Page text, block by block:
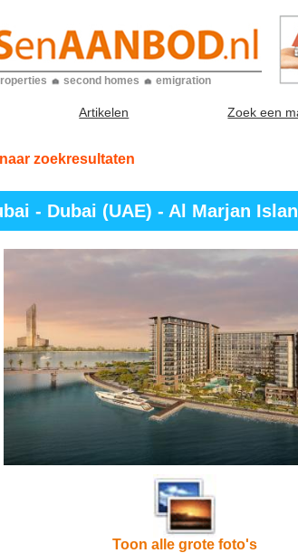
second homes emigration
Artikelen Zoek een
zoekresultaten
- Dubai (UAE) - Al Marjan
Toon alle grote foto's